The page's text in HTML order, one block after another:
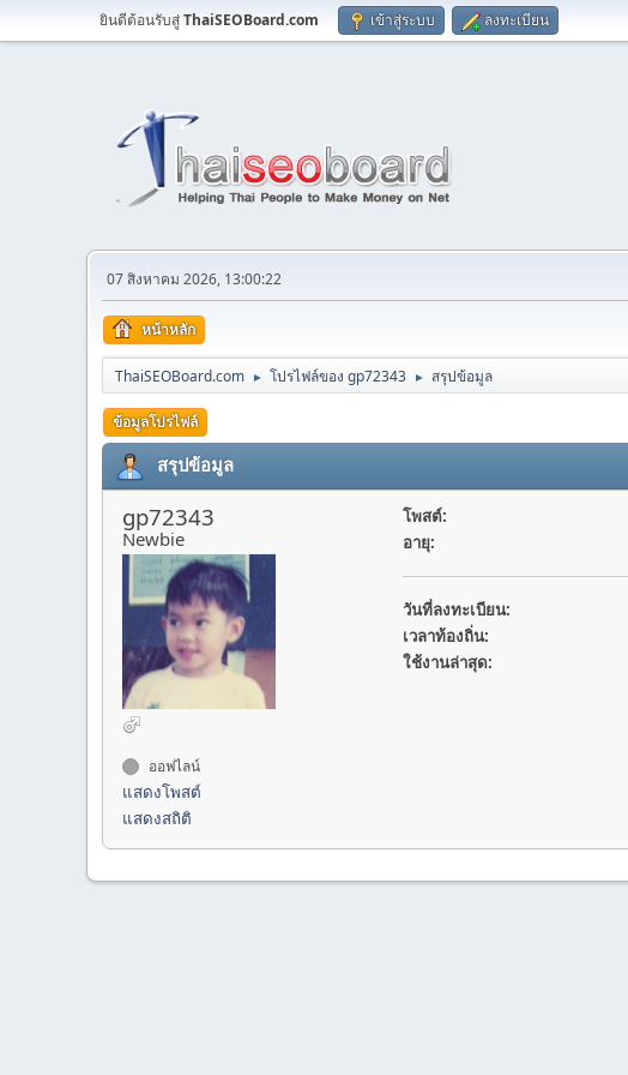
ยินดีต้อนรับสู่ThaiSEOBoard.com เข้าสู่ระบบ ลงทะเบียน
07 สิงหาคม 2026, 13:00:22
หน้าหลัก
ThaiSEOBoard.com ► โปรไฟล์ของ gp72343 ► สรุปข้อมูล
ข้อมูลโปรไฟล์
สรุปข้อมูล
gp72343
Newbie
ออฟไลน์
แสดงโพสต์
แสดงสถิติ
โพสต์:
อายุ:
วันที่ลงทะเบียน:
เวลาท้องถิ่น:
ใช้งานล่าสุด: